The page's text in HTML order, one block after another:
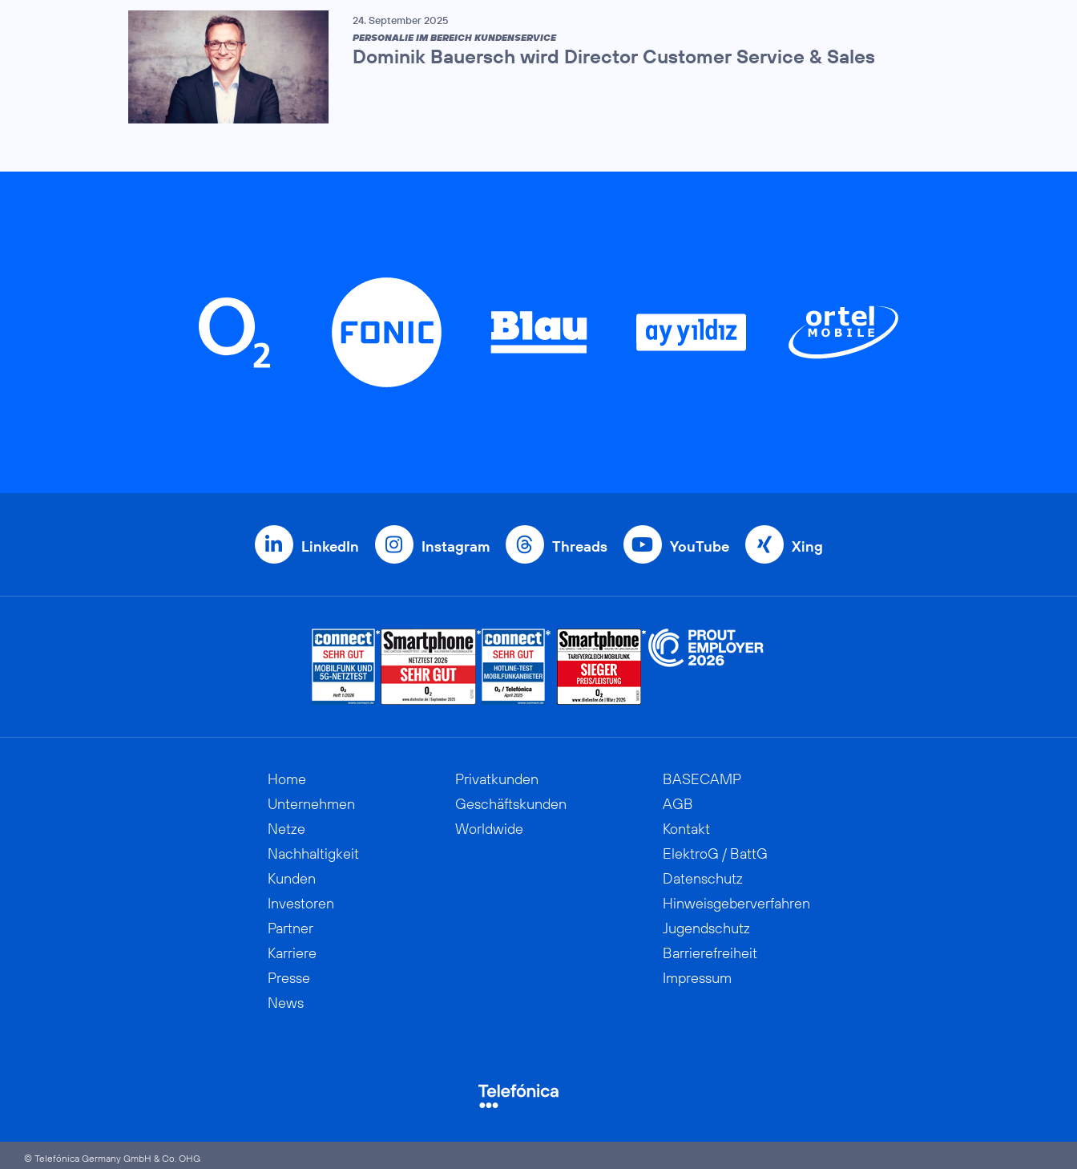
24. September 2025
PERSONALIE IM BEREICH KUNDENSERVICE
Dominik Bauersch wird Director Customer Service & Sales
LinkedIn Instagram Threads YouTube Xing
Home
Unternehmen
Netze
Nachhaltigkeit
Kunden
Investoren
Partner
Karriere
Presse
News
Privatkunden
Geschäftskunden
Worldwide
BASECAMP
AGB
Kontakt
ElektroG / BattG
Datenschutz
Hinweisgeberverfahren
Jugendschutz
Barrierefreiheit
Impressum
© Telefónica Germany GmbH & Co. OHG